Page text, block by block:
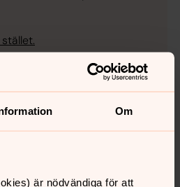
Om
är nödvändiga för att